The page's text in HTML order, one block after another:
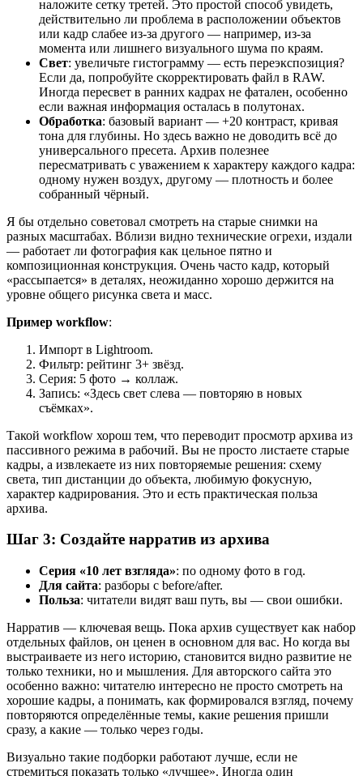
наложите сетку третей. Это простой способ увидеть,
действительно ли проблема в расположении объектов
или кадр слабее из-за другого — например, из-за
момента или лишнего визуального шума по краям.
Свет: увеличьте гистограмму — есть переэкспозиция?
Если да, попробуйте скорректировать файл в RAW.
Иногда пересвет в ранних кадрах не фатален, особенно
если важная информация осталась в полутонах.
Обработка: базовый вариант — +20 контраст, кривая
тона для глубины. Но здесь важно не доводить всё до
универсального пресета. Архив полезнее
пересматривать с уважением к характеру каждого кадра:
одному нужен воздух, другому — плотность и более
собранный чёрный.
Я бы отдельно советовал смотреть на старые снимки на
разных масштабах. Вблизи видно технические огрехи, издали
— работает ли фотография как цельное пятно и
композиционная конструкция. Очень часто кадр, который
«рассыпается» в деталях, неожиданно хорошо держится на
уровне общего рисунка света и масс.
Пример workflow:
Импорт в Lightroom.
Фильтр: рейтинг 3+ звёзд.
Серия: 5 фото → коллаж.
Запись: «Здесь свет слева — повторяю в новых
съёмках».
Такой workflow хорош тем, что переводит просмотр архива из
пассивного режима в рабочий. Вы не просто листаете старые
кадры, а извлекаете из них повторяемые решения: схему
света, тип дистанции до объекта, любимую фокусную,
характер кадрирования. Это и есть практическая польза
архива.
Шаг 3: Создайте нарратив из архива
Серия «10 лет взгляда»: по одному фото в год.
Для сайта: разборы с before/after.
Польза: читатели видят ваш путь, вы — свои ошибки.
Нарратив — ключевая вещь. Пока архив существует как набор
отдельных файлов, он ценен в основном для вас. Но когда вы
выстраиваете из него историю, становится видно развитие не
только техники, но и мышления. Для авторского сайта это
особенно важно: читателю интересно не просто смотреть на
хорошие кадры, а понимать, как формировался взгляд, почему
повторяются определённые темы, какие решения пришли
сразу, а какие — только через годы.
Визуально такие подборки работают лучше, если не
стремиться показать только «лучшее». Иногда один